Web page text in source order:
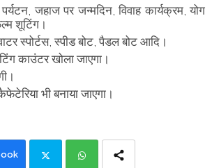
जहाज पर जन्मदिन, विवाह कार्यक्रम, योग
शूटिंग।
स्पोर्टस, स्पीड बोट, पैडल बोट आदि।
काउंटर खोला जाएगा।
भी बनाया जाएगा।